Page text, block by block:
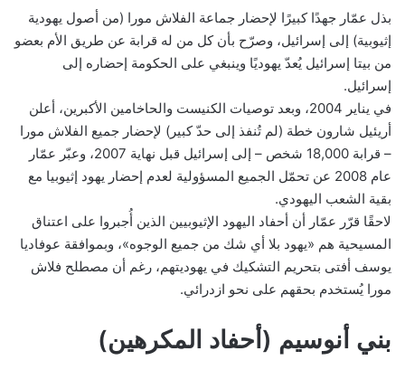
بذل عمّار جهدًا كبيرًا لإحضار جماعة الفلاش مورا (من أصول يهودية
إثيوبية) إلى إسرائيل، وصرّح بأن كل من له قرابة عن طريق الأم بعضو
من بيتا إسرائيل يُعدّ يهوديًا وينبغي على الحكومة إحضاره إلى
إسرائيل.
في يناير 2004، وبعد توصيات الكنيست والحاخامين الأكبرين، أعلن
أريئيل شارون خطة (لم تُنفذ إلى حدّ كبير) لإحضار جميع الفلاش مورا
– قرابة 18,000 شخص – إلى إسرائيل قبل نهاية 2007، وعبّر عمّار
عام 2008 عن تحمّل الجميع المسؤولية لعدم إحضار يهود إثيوبيا مع
بقية الشعب اليهودي.
لاحقًا قرّر عمّار أن أحفاد اليهود الإثيوبيين الذين أُجبروا على اعتناق
المسيحية هم «يهود بلا أي شك من جميع الوجوه»، وبموافقة عوفاديا
يوسف أفتى بتحريم التشكيك في يهوديتهم، رغم أن مصطلح فلاش
مورا يُستخدم بحقهم على نحو ازدرائي.
بني أنوسيم (أحفاد المكرهين)